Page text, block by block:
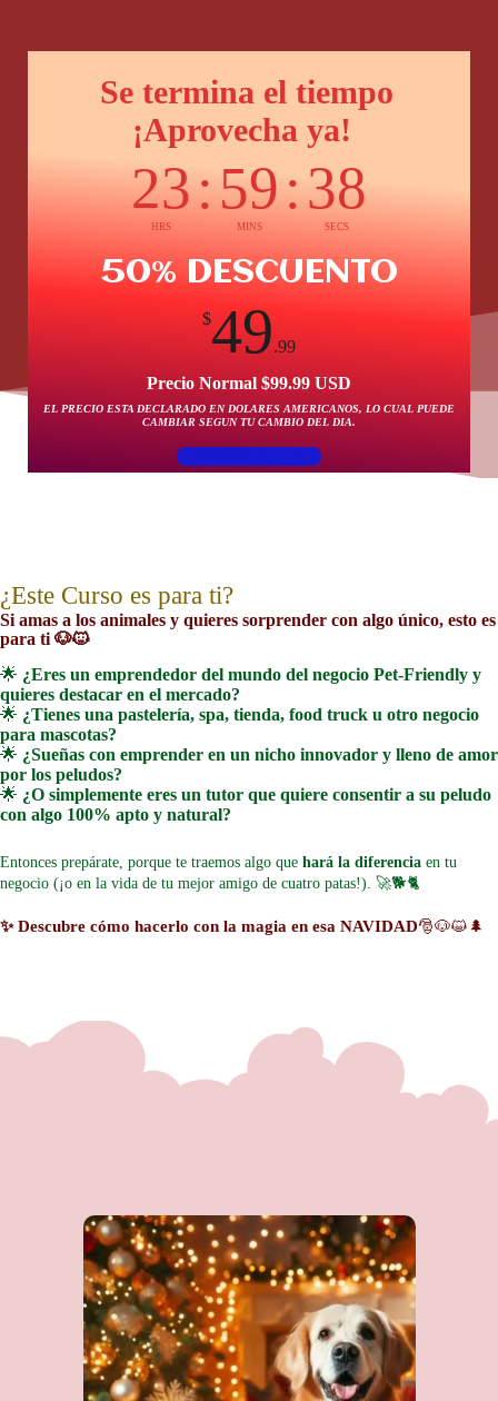
Se termina el tiempo
¡Aprovecha ya!
23
HRS
:59
MINS
:36
SECS
50% DESCUENTO
$49.99
Precio Normal $99.99 USD
EL PRECIO ESTA DECLARADO EN DOLARES AMERICANOS, LO CUAL PUEDE
CAMBIAR SEGUN TU CAMBIO DEL DIA.
COMPRA AHORA
¿Este Curso es para ti?
Si amas a los animales y quieres sorprender con algo único, esto es
para ti 🐶🐱
🌟 ¿Eres un emprendedor del mundo del negocio Pet-Friendly y
quieres destacar en el mercado?
🌟 ¿Tienes una pastelería, spa, tienda, food truck u otro negocio
para mascotas?
🌟 ¿Sueñas con emprender en un nicho innovador y lleno de amor
por los peludos?
🌟 ¿O simplemente eres un tutor que quiere consentir a su peludo
con algo 100% apto y natural?
Entonces prepárate, porque te traemos algo que hará la diferencia en tu
negocio (¡o en la vida de tu mejor amigo de cuatro patas!). 🚀🐕🐈
✨ Descubre cómo hacerlo con la magia en esa NAVIDAD🎅🐶😺🌲